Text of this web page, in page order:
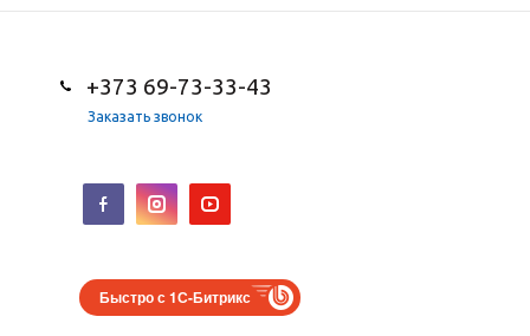
+373 69-73-33-43
Заказать звонок
Быстро с 1С-Битрикс